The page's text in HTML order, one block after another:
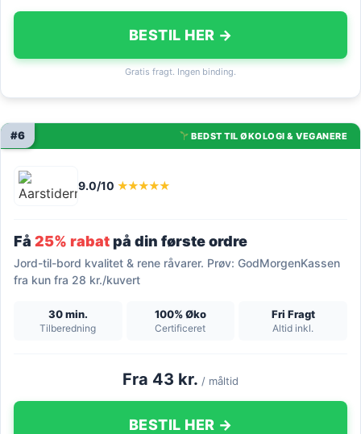
BESTIL HER →
Gratis fragt. Ingen binding.
BEDST TIL ØKOLOGI & VEGANERE
#6
9.0/10 ★★★★★
Få 25% rabatpå din første ordre
Jord-til-bord kvalitet & rene råvarer. Prøv: GodMorgenKassen
fra kun fra 28 kr./kuvert
30 min.
Tilberedning
100% Øko
Certificeret
Fri Fragt
Altid inkl.
Fra 43 kr. / måltid
BESTIL HER →